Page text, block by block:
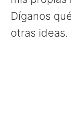
Díganos
otras ideas.